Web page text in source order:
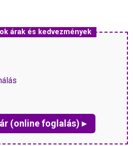
árak és kedvezmények
(online foglalás) ▸